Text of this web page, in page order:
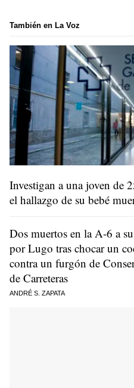
También en La Voz
Investigan a una joven de
el hallazgo de su bebé
Dos muertos en la A-6 a
por Lugo tras chocar un
contra un furgón de
de Carreteras
ANDRÉ S. ZAPATA